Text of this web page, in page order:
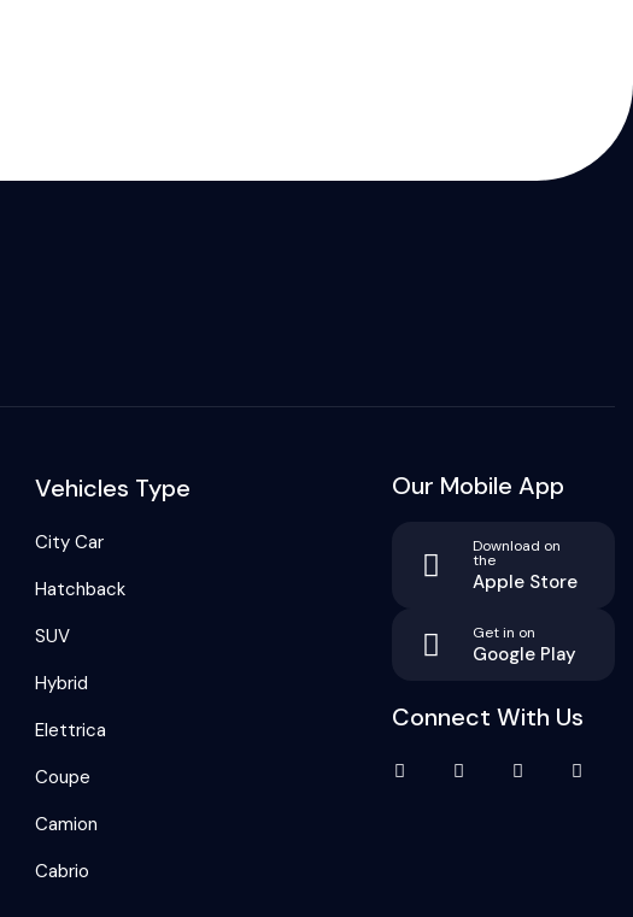
Vehicles Type
City Car
Hatchback
SUV
Hybrid
Elettrica
Coupe
Camion
Cabrio
Our Mobile App
Download on
the
Apple Store
Get in on
Google Play
Connect With Us